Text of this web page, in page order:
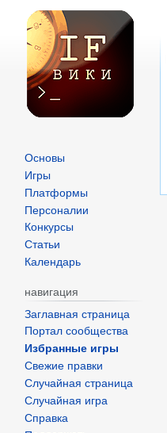
Основы
Игры
Платформы
Персоналии
Конкурсы
Статьи
Календарь
навигация
Заглавная страница
Портал сообщества
Избранные игры
Свежие правки
Случайная страница
Случайная игра
Справка